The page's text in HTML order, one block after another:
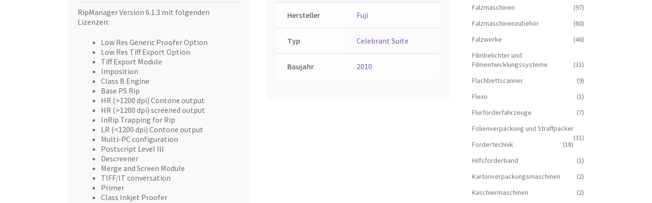
RipManager Version 6.1.3 mit folgenden
Lizenzen:
Low Res Generic Proofer Option
Low Res Tiff Export Option
Tiff Export Module
Imposition
Class B Engine
Base PS Rip
HR (>1200 dpi) Contone output
HR (>1200 dpi) screened output
InRip Trapping for Rip
LR (<1200 dpi) Contone output
Multi-PC configuration
Postscript Level III
Descreener
Merge and Screen Module
TIFF/IT conversation
Primer
Class Inkjet Proofer
Hersteller Fuji
Typ Celebrant Suite
Baujahr 2010
Falzmaschinen
(97)
Falzmaschinenzubehör
(60)
Falzwerke
(46)
Filmbelichter und
Filmentwicklungssysteme
(31)
Flachbettscanner
(9)
Flexo
(1)
Flurförderfahrzeuge
(7)
Folienverpackung und Straffpacker
(31)
Fördertechnik
(18)
Hilfsförderband
(1)
Kartonverpackungsmaschinen
(2)
Kaschiermaschinen
(2)